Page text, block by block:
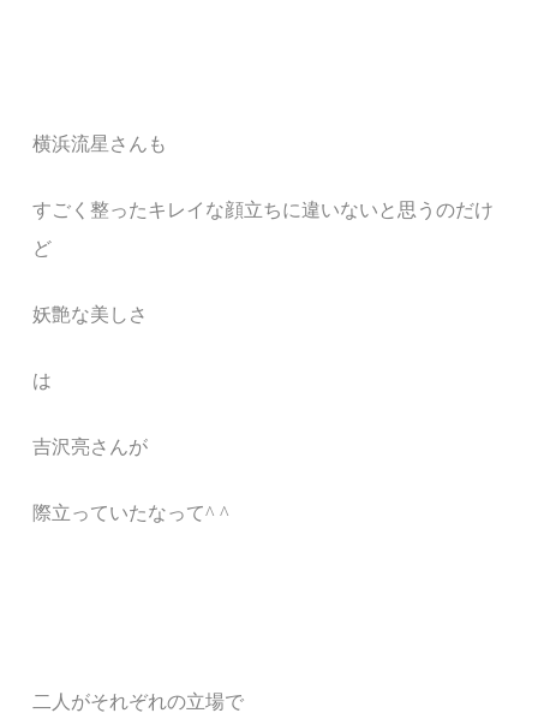
横浜流星さんも
すごく整ったキレイな顔立ちに違いないと思うのだけ
ど
妖艶な美しさ
は
吉沢亮さんが
際立っていたなって^ ^
二人がそれぞれの立場で